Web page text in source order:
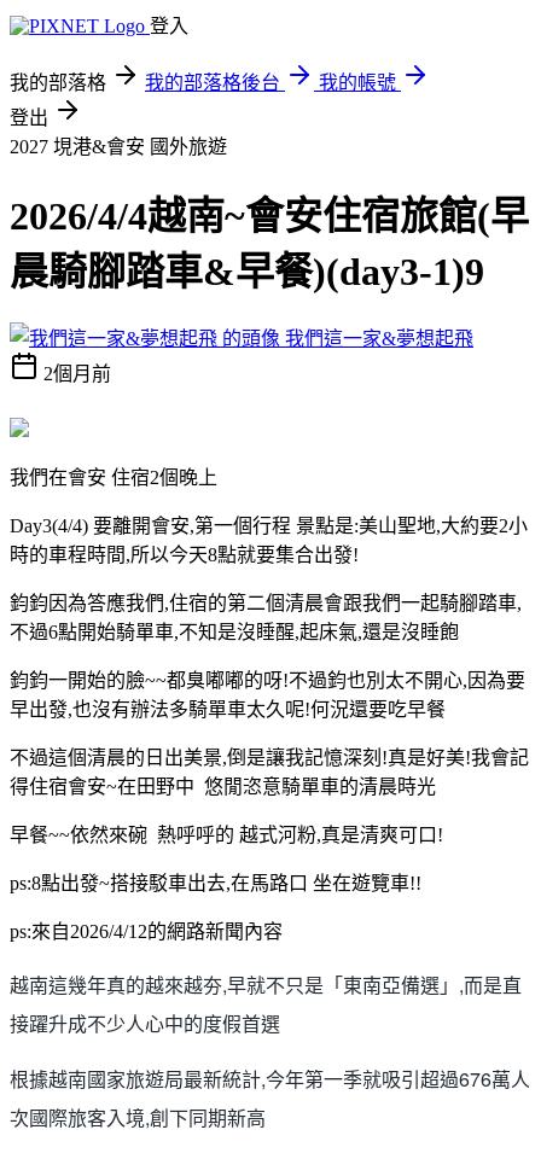
登入
我的部落格 我的部落格後台
我的帳號
登出
2027 垷港&會安 國外旅遊
2026/4/4越南~會安住宿旅館(早
晨騎腳踏車&早餐)(day3-1)9
我們這一家&夢想起飛
2個月前
我們在會安 住宿2個晚上
Day3(4/4) 要離開會安,第一個行程 景點是:美山聖地,大約要2小
時的車程時間,所以今天8點就要集合出發!
鈞鈞因為答應我們,住宿的第二個清晨會跟我們一起騎腳踏車,
不過6點開始騎單車,不知是沒睡醒,起床氣,還是沒睡飽
鈞鈞一開始的臉~~都臭嘟嘟的呀!不過鈞也別太不開心,因為要
早出發,也沒有辦法多騎單車太久呢!何況還要吃早餐
不過這個清晨的日出美景,倒是讓我記憶深刻!真是好美!我會記
得住宿會安~在田野中 悠閒恣意騎單車的清晨時光
早餐~~依然來碗 熱呼呼的 越式河粉,真是清爽可口!
ps:8點出發~搭接駁車出去,在馬路口 坐在遊覽車!!
ps:來自2026/4/12的網路新聞內容
越南這幾年真的越來越夯,早就不只是「東南亞備選」,而是直
接躍升成不少人心中的度假首選
根據越南國家旅遊局最新統計,今年第一季就吸引超過676萬人
次國際旅客入境,創下同期新高